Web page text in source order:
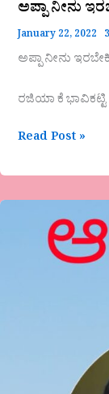
ಅಪ್ಪಾ ನೀನು
January 22, 2022
ಅಪ್ಪಾ ನೀನು
ರಜಿಯಾ ಕೆ ಭಾವಿಕಟ್ಟಿ
Read Post »